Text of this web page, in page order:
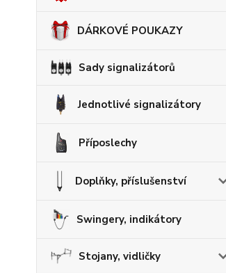
DÁRKOVÉ POUKAZY
Sady signalizátorů
Jednotlivé signalizátory
Příposlechy
Doplňky, příslušenství
Swingery, indikátory
Stojany, vidličky